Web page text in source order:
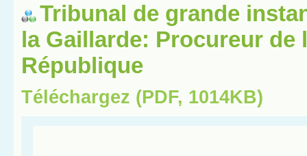
Tribunal de grande
la Gaillarde: Procureur de
République
Téléchargez (PDF, 1014KB)